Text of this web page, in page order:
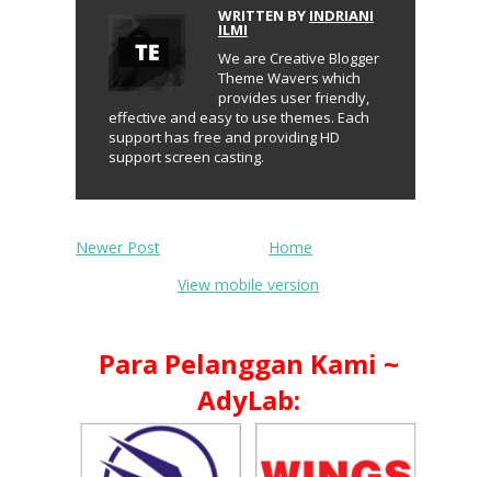
WRITTEN BY INDRIANI
ILMI
We are Creative Blogger
Theme Wavers which
provides user friendly,
effective and easy to use themes. Each
support has free and providing HD
support screen casting.
Newer Post
Home
View mobile version
Para Pelanggan Kami ~
AdyLab: